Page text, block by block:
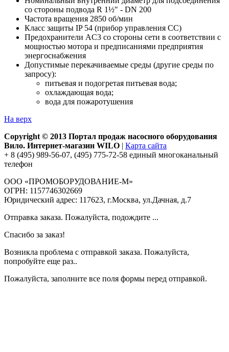
со стороны подвода R 1½" - DN 200
Частота вращения 2850 об/мин
Класс защиты IP 54 (прибор управления CC)
Предохранители AC3 со стороны сети в соответствии с
мощностью мотора и предписаниями предприятия
энергоснабжения
Допустимые перекачиваемые среды (другие среды по
запросу):
питьевая и подогретая питьевая вода;
охлаждающая вода;
вода для пожаротушения
На верх
Copyright © 2013 Портал продаж насосного оборудования
Вило. Интернет-магазин WILO | Карта сайта
+ 8 (495) 989-56-07, (495) 775-72-58 единый многоканальный
телефон
ООО «ПРОМОБОРУДОВАНИЕ-М»
ОГРН: 1157746302669
Юридический адрес: 117623, г.Москва, ул.Дачная, д.7
Отправка заказа. Пожалуйста, подождите ...
Спасибо за заказ!
Возникла проблема с отправкой заказа. Пожалуйста,
попробуйте еще раз..
Пожалуйста, заполните все поля формы перед отправкой.